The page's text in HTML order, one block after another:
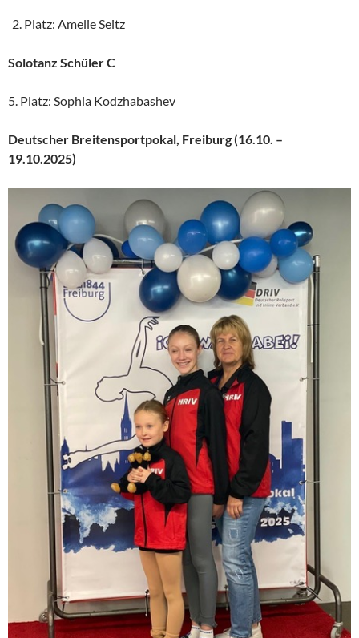
Platz: Amelie Seitz
Solotanz Schüler C
5. Platz: Sophia Kodzhabashev
Deutscher Breitensportpokal, Freiburg (16.10. –
19.10.2025)